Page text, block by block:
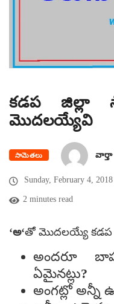
కడప జిల్లా
మొదలయ్యేవి
సామెతలు
Sunday, February 4, 2018
2 minutes read
‘అ‘తో మొదలయ్యే కడప
అందరూ
ఏమైనట్లు?
అంగట్లో అన్నీ